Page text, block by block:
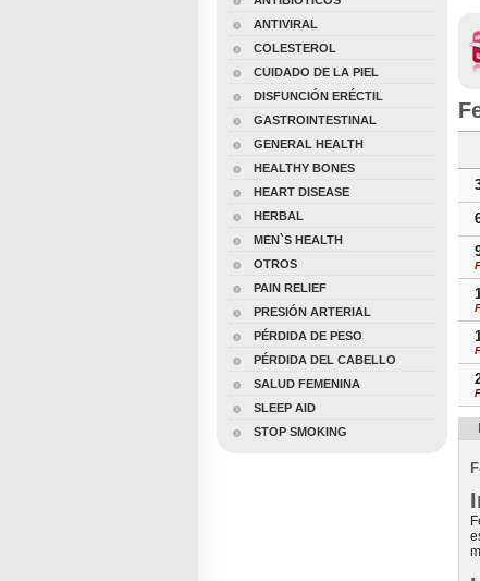
ANTIVIRAL
COLESTEROL
CUIDADO DE LA PIEL
DISFUNCIÓN ERÉCTIL
GASTROINTESTINAL
GENERAL HEALTH
HEALTHY BONES
HEART DISEASE
HERBAL
MEN`S HEALTH
OTROS
PAIN RELIEF
PRESIÓN ARTERIAL
PÉRDIDA DE PESO
PÉRDIDA DEL CABELLO
SALUD FEMENINA
SLEEP AID
STOP SMOKING